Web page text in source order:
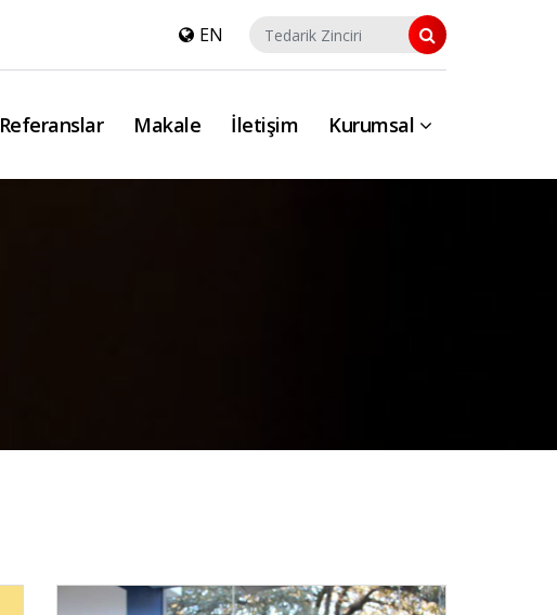
EN
Referanslar Makale İletişim Kurumsal